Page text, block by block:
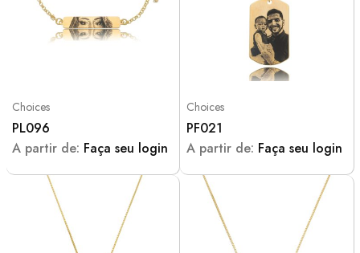
Choices
PL096
A partir de: Faça seu login
Choices
PF021
A partir de: Faça seu login